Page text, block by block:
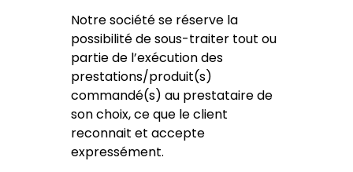
Notre société se réserve la
possibilité de sous-traiter tout ou
partie de l’exécution des
prestations/produit(s)
commandé(s) au prestataire de
son choix, ce que le client
reconnait et accepte
expressément.